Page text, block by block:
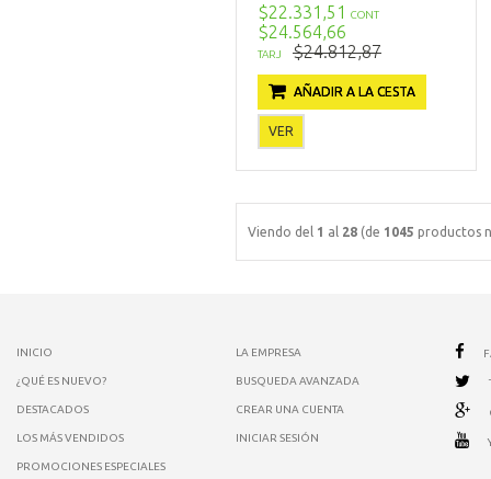
$22.331,51 CONT
$24.564,66
TARJ $24.812,87
AÑADIR A LA CESTA
VER
Viendo del 1 al 28 (de 1045 productos
INICIO
¿QUÉ ES NUEVO?
DESTACADOS
LOS MÁS VENDIDOS
PROMOCIONES ESPECIALES
LA EMPRESA
BUSQUEDA AVANZADA
CREAR UNA CUENTA
INICIAR SESIÓN